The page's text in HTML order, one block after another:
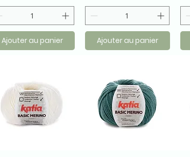
Ajouter au panier Ajouter au panier